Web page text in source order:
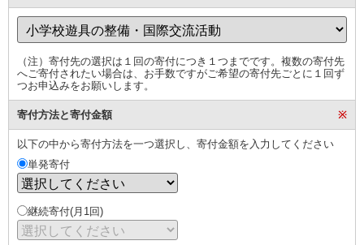
（注）寄付先の選択は１回の寄付につき１つまでです。複数の寄付先
へご寄付されたい場合は、お手数ですがご希望の寄付先ごとに１回ず
つお申込みをお願いします。
寄付方法と寄付金額 ※
以下の中から寄付方法を一つ選択し、寄付金額を入力してください
単発寄付
継続寄付(月1回)